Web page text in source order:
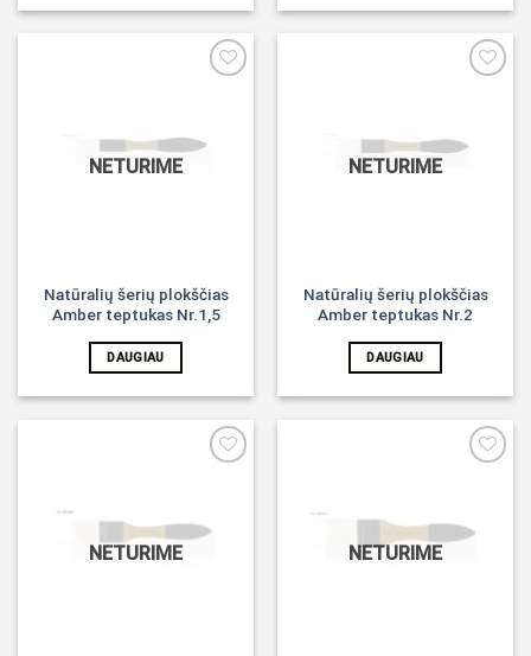
NETURIME
Natūralių šerių plokščias
Amber teptukas Nr.1,5
DAUGIAU
NETURIME
Natūralių šerių plokščias
Amber teptukas Nr.2
DAUGIAU
NETURIME NETURIME